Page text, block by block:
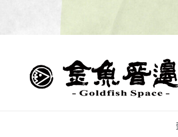
城
城
地